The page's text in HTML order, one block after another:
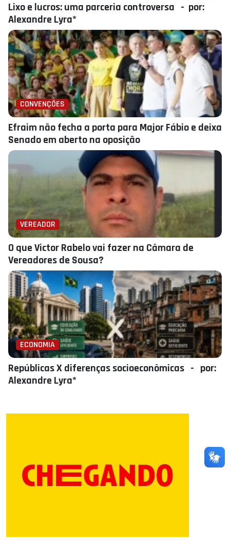
Lixo e lucros: uma parceria controversa - por:
Alexandre Lyra*
CONVENÇÕES
Efraim não fecha a porta para Major Fábio e deixa
Senado em aberto na oposição
VEREADOR
O que Victor Rabelo vai fazer na Câmara de
Vereadores de Sousa?
ECONOMIA
Repúblicas X diferenças socioeconômicas - por:
Alexandre Lyra*